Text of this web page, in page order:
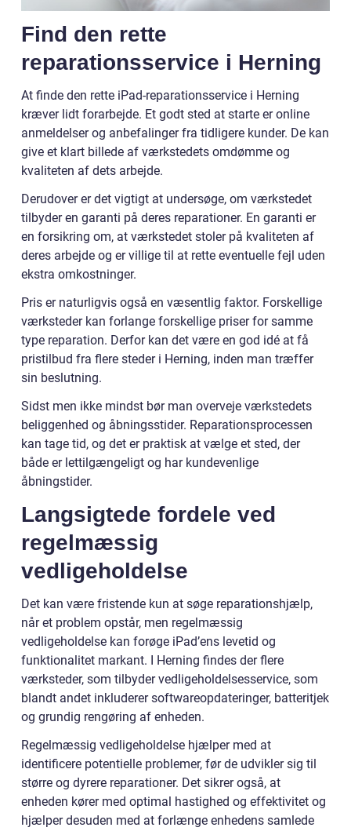
Find den rette
reparationsservice i Herning
At finde den rette iPad-reparationsservice i Herning
kræver lidt forarbejde. Et godt sted at starte er online
anmeldelser og anbefalinger fra tidligere kunder. De kan
give et klart billede af værkstedets omdømme og
kvaliteten af dets arbejde.
Derudover er det vigtigt at undersøge, om værkstedet
tilbyder en garanti på deres reparationer. En garanti er
en forsikring om, at værkstedet stoler på kvaliteten af
deres arbejde og er villige til at rette eventuelle fejl uden
ekstra omkostninger.
Pris er naturligvis også en væsentlig faktor. Forskellige
værksteder kan forlange forskellige priser for samme
type reparation. Derfor kan det være en god idé at få
pristilbud fra flere steder i Herning, inden man træffer
sin beslutning.
Sidst men ikke mindst bør man overveje værkstedets
beliggenhed og åbningsstider. Reparationsprocessen
kan tage tid, og det er praktisk at vælge et sted, der
både er lettilgængeligt og har kundevenlige
åbningstider.
Langsigtede fordele ved
regelmæssig
vedligeholdelse
Det kan være fristende kun at søge reparationshjælp,
når et problem opstår, men regelmæssig
vedligeholdelse kan forøge iPad’ens levetid og
funktionalitet markant. I Herning findes der flere
værksteder, som tilbyder vedligeholdelsesservice, som
blandt andet inkluderer softwareopdateringer, batteritjek
og grundig rengøring af enheden.
Regelmæssig vedligeholdelse hjælper med at
identificere potentielle problemer, før de udvikler sig til
større og dyrere reparationer. Det sikrer også, at
enheden kører med optimal hastighed og effektivitet og
hjælper desuden med at forlænge enhedens samlede